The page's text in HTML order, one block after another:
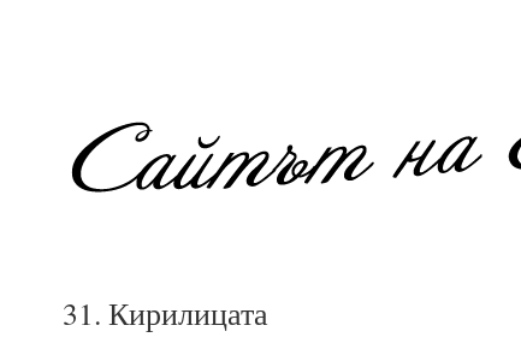
31. Кирилицата